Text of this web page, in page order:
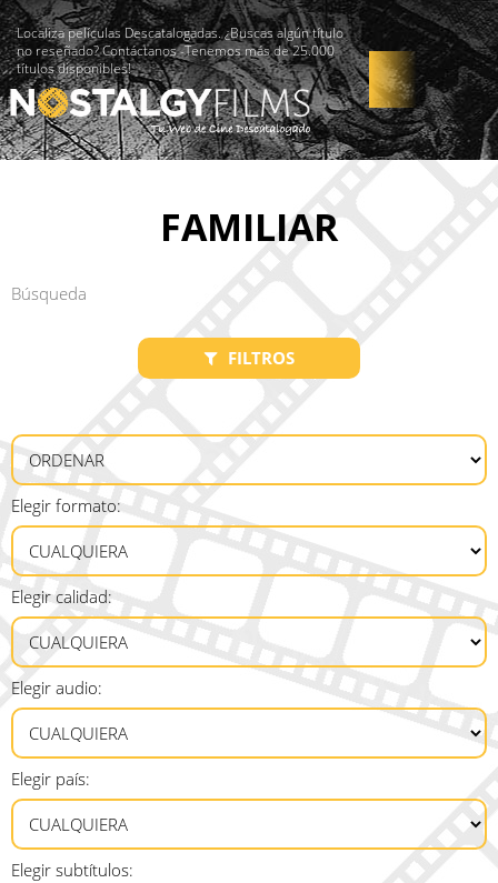
Localiza películas Descatalogadas. ¿Buscas algún título
no reseñado? Contáctanos -Tenemos más de 25.000
títulos disponibles!
FAMILIAR
FILTROS
Elegir formato:
Elegir calidad:
Elegir audio:
Elegir país:
Elegir subtítulos: